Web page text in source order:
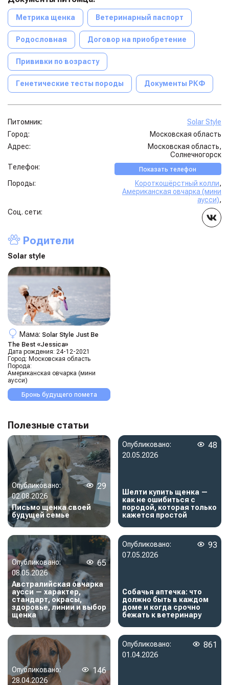
Метрика щенка Ветеринарный паспорт
Родословная Договор на приобретение
Прививки по возрасту
Генетические тесты породы Документы РКФ
Питомник:
Solar Style
Город:
Московская область
Адрес:
Московская область,
Солнечногорск
Телефон:
Показать телефон
Породы: Короткошёрстный колли,
Американская овчарка (мини
аусси),
Соц. сети:
Родители
Solar style
Мама: Solar Style Just Be
The Best «jessica»
Дата рождения: 24-12-2021
Город: Московская область
Порода:
Американская овчарка (мини
аусси)
Бронь будущего помета
Полезные статьи
Опубликовано:
02.08.2026
29
Письмо щенка своей
будущей семье
Опубликовано:
20.05.2026
48
Шелти купить щенка —
как не ошибиться с
породой, которая только
кажется простой
Опубликовано:
08.05.2026
65
Австралийская овчарка
аусси — характер,
стандарт, окрасы,
здоровье, линии и выбор
щенка
Опубликовано:
07.05.2026
93
Собачья аптечка: что
должно быть в каждом
доме и когда срочно
бежать к ветеринару
Опубликовано:
28.04.2026
146
Опубликовано:
01.04.2026
861